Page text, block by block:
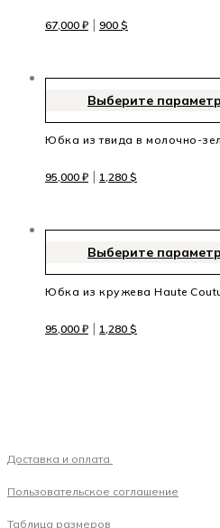
67,000 ₽ | 900 $
Выберите
Юбка из твида в молочно-
95,000 ₽ | 1,280 $
Выберите
Юбка из кружева Haute
95,000 ₽ | 1,280 $
Доставка и оплата
Пользовательское соглашение
Таблица размеров